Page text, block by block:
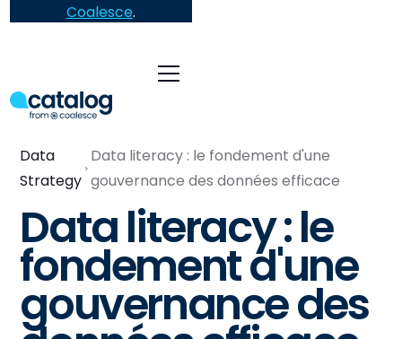
Coalesce.
Data
Strategy
Data literacy : le fondement d'une
gouvernance des données efficace
Data literacy : le
fondement d'une
gouvernance des